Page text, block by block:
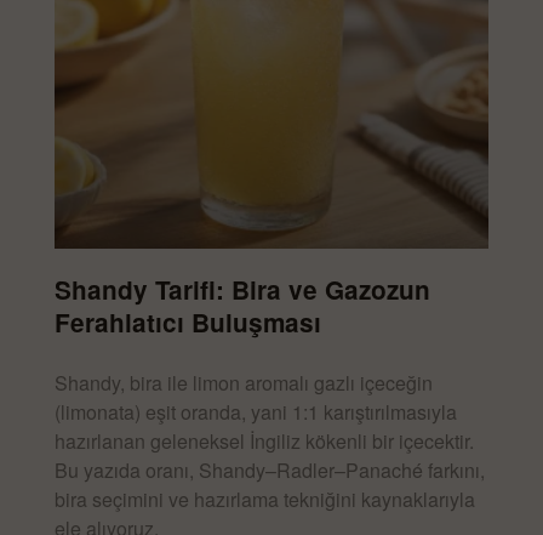
Shandy Tarifi: Bira ve Gazozun
Ferahlatıcı Buluşması
Shandy, bira ile limon aromalı gazlı içeceğin
(limonata) eşit oranda, yani 1:1 karıştırılmasıyla
hazırlanan geleneksel İngiliz kökenli bir içecektir.
Bu yazıda oranı, Shandy–Radler–Panaché farkını,
bira seçimini ve hazırlama tekniğini kaynaklarıyla
ele alıyoruz.